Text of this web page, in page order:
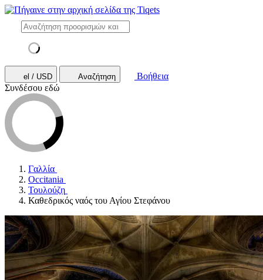
el / USD Αναζήτηση
Βοήθεια
Συνδέσου εδώ
Γαλλία
Occitania
Τουλούζη
Καθεδρικός ναός του Αγίου Στεφάνου